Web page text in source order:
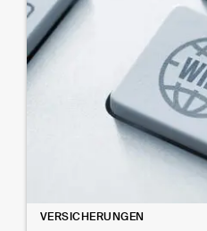
VERSICHERUNGEN